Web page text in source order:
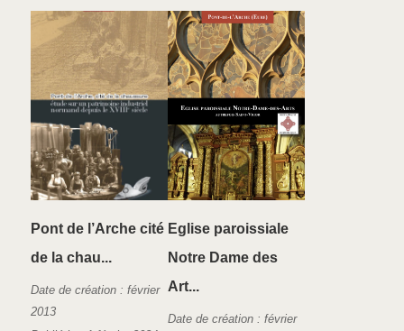
Pont de l’Arche cité
de la chau...
Date de création : février
2013
Eglise paroissiale
Notre Dame des
Art...
Date de création : février